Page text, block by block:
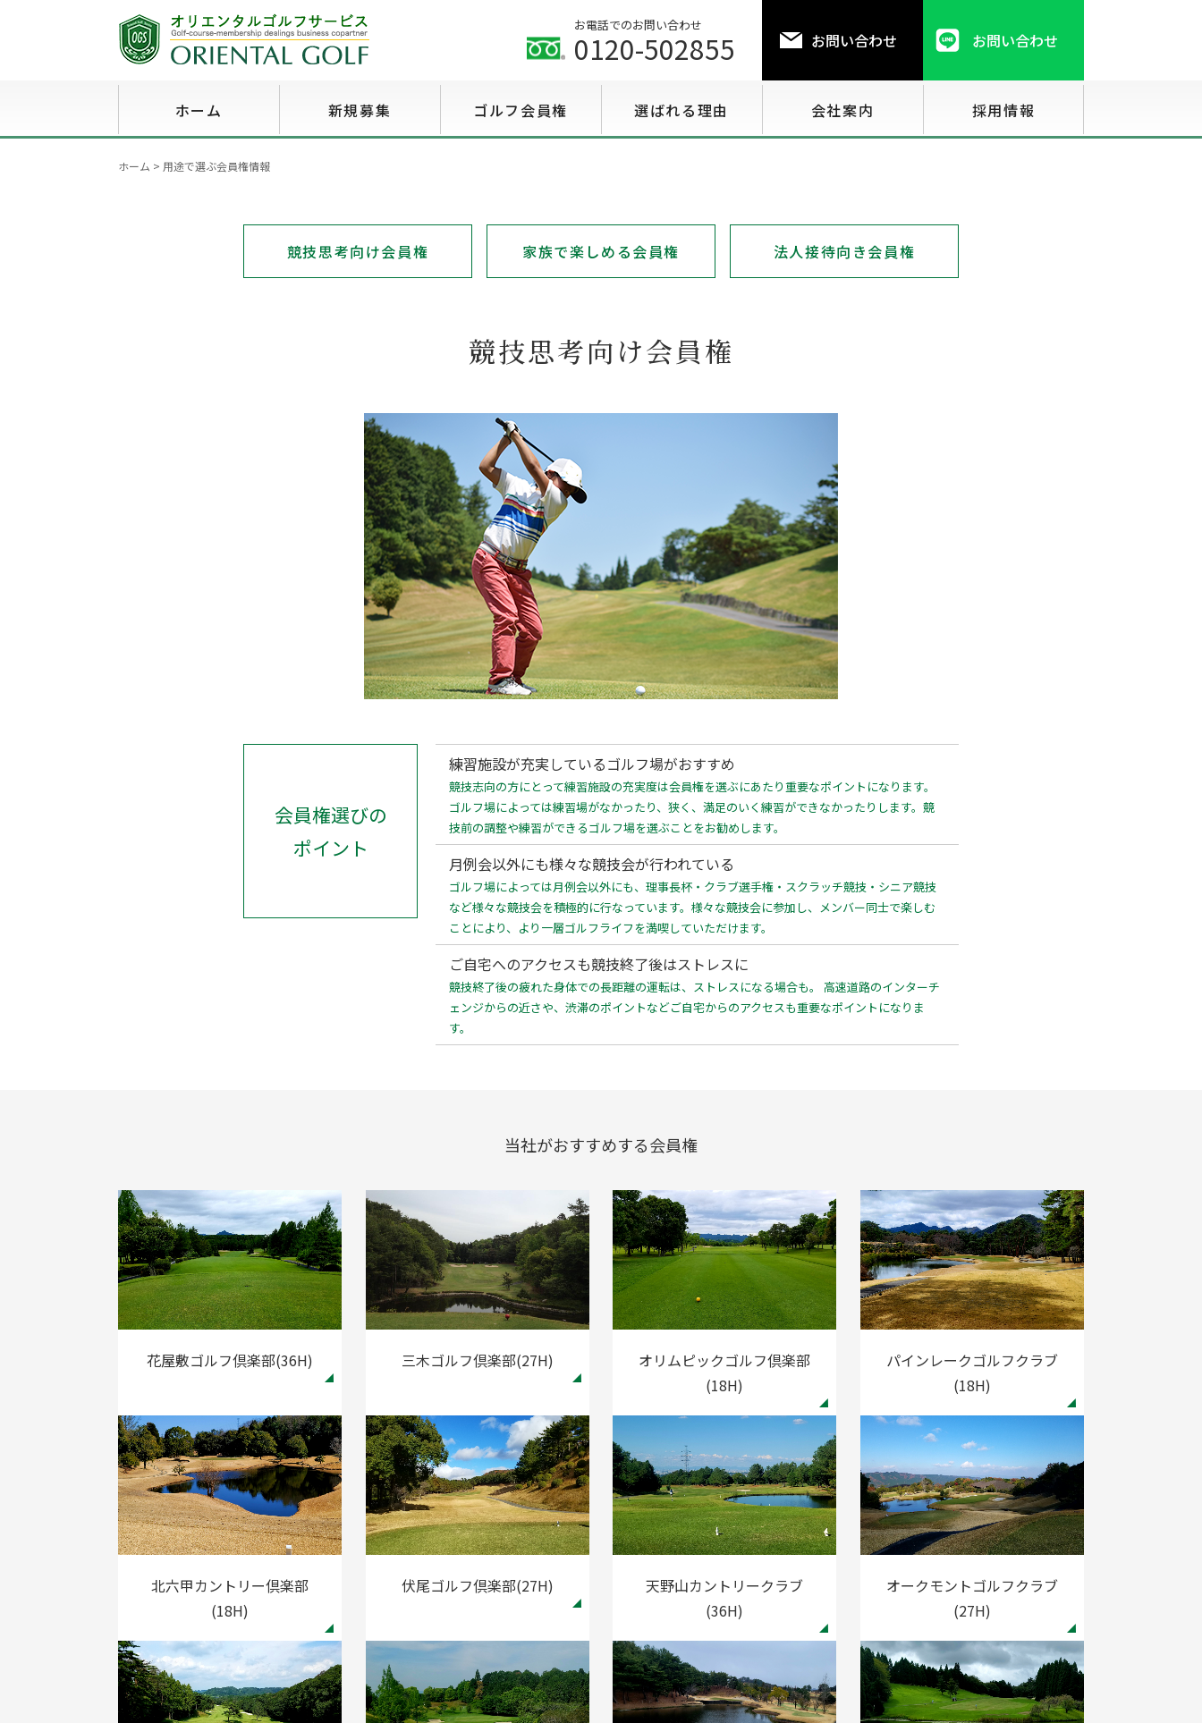
お電話でのお問い合わせ
0120-502855 お問い合わせ お問い合わせ
ホーム 新規募集 ゴルフ会員権
至急買い会員権情報
用途で選ぶ会員権情報
選ばれる理由 会社案内 採用情報
ホーム > 用途で選ぶ会員権情報
競技思考向け会員権 家族で楽しめる会員権 法人接待向き会員権
競技思考向け会員権
会員権選びの
ポイント
練習施設が充実しているゴルフ場がおすすめ
競技志向の方にとって練習施設の充実度は会員権を選ぶにあたり重要なポイントになります。
ゴルフ場によっては練習場がなかったり、狭く、満足のいく練習ができなかったりします。競
技前の調整や練習ができるゴルフ場を選ぶことをお勧めします。
月例会以外にも様々な競技会が行われている
ゴルフ場によっては月例会以外にも、理事長杯・クラブ選手権・スクラッチ競技・シニア競技
など様々な競技会を積極的に行なっています。様々な競技会に参加し、メンバー同士で楽しむ
ことにより、より一層ゴルフライフを満喫していただけます。
ご自宅へのアクセスも競技終了後はストレスに
競技終了後の疲れた身体での長距離の運転は、ストレスになる場合も。 高速道路のインターチ
ェンジからの近さや、渋滞のポイントなどご自宅からのアクセスも重要なポイントになりま
す。
当社がおすすめする会員権
花屋敷ゴルフ倶楽部(36H) 三木ゴルフ倶楽部(27H)
オリムピックゴルフ倶楽部
(18H)
パインレークゴルフクラブ
(18H)
北六甲カントリー倶楽部
(18H)
伏尾ゴルフ倶楽部(27H)
天野山カントリークラブ
(36H)
オークモントゴルフクラブ
(27H)